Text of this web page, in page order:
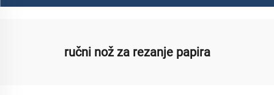
ručni nož za rezanje papira